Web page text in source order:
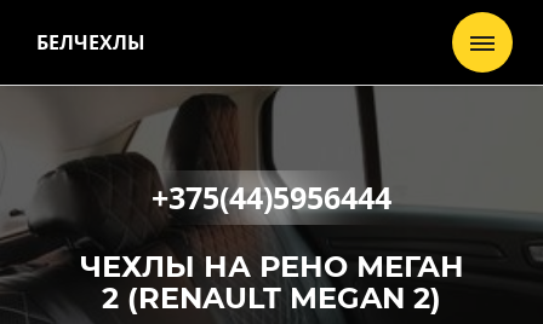
БЕЛЧЕХЛЫ
+375(44)5956444
ЧЕХЛЫ НА РЕНО МЕГАН
2 (RENAULT MEGAN 2)